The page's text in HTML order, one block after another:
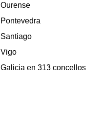
Ourense
Pontevedra
Santiago
Vigo
Galicia en 313 concellos